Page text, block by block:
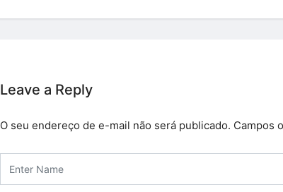
Leave a Reply
O seu endereço de e-mail não será publicado. Campos